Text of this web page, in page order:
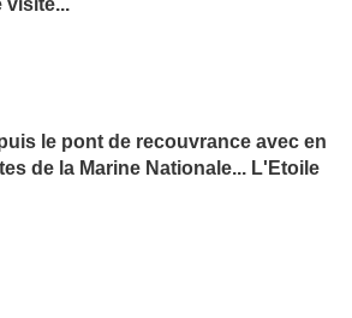
le pont de recouvrance avec en
de la Marine Nationale... L'Etoile